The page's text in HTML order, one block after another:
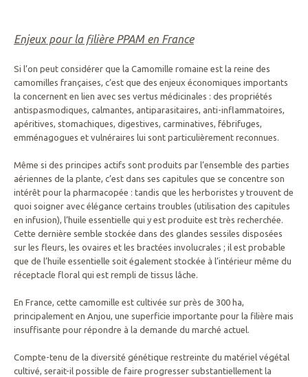
Enjeux pour la filière PPAM en France
Si l’on peut considérer que la Camomille romaine est la reine des
camomilles françaises, c’est que des enjeux économiques importants
la concernent en lien avec ses vertus médicinales : des propriétés
antispasmodiques, calmantes, antiparasitaires, anti-inflammatoires,
apéritives, stomachiques, digestives, carminatives, fébrifuges,
emménagogues et vulnéraires lui sont particulièrement reconnues.
Même si des principes actifs sont produits par l’ensemble des parties
aériennes de la plante, c’est dans ses capitules que se concentre son
intérêt pour la pharmacopée : tandis que les herboristes y trouvent de
quoi soigner avec élégance certains troubles (utilisation des capitules
en infusion), l’huile essentielle qui y est produite est très recherchée.
Cette dernière semble stockée dans des glandes sessiles disposées
sur les fleurs, les ovaires et les bractées involucrales ; il est probable
que de l’huile essentielle soit également stockée à l’intérieur même du
réceptacle floral qui est rempli de tissus lâche.
En France, cette camomille est cultivée sur près de 300 ha,
principalement en Anjou, une superficie importante pour la filière mais
insuffisante pour répondre à la demande du marché actuel.
Compte-tenu de la diversité génétique restreinte du matériel végétal
cultivé, serait-il possible de faire progresser substantiellement la